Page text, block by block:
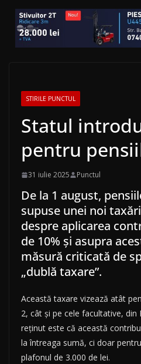
STIRILE PUNCTUL
Statul
pentru
31 iulie 2025 Punctul
De la 1 august,
supuse unei noi
despre aplicarea
de 10% și asupra
măsură criticată de
„dublă taxare”.
Această taxare vizează atât
2, cât și pe cele facultative,
reținut este că această
la întreaga sumă, ci doar
plafonul de 3.000 de lei.